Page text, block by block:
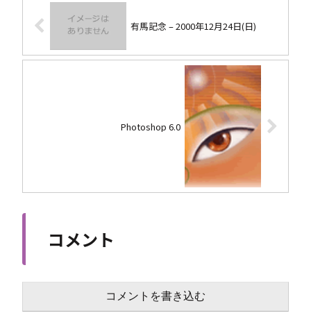
有馬記念 – 2000年12月24日(日)
Photoshop 6.0
コメント
コメントを書き込む